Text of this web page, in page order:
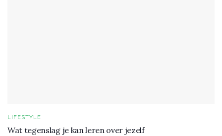
LIFESTYLE
Wat tegenslag je kan leren over jezelf